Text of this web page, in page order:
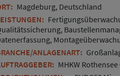
Magdeburg, Deutschland
ANLAGENART:
MHKW Rothensee